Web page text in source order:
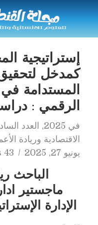
إستراتيجية
كمدخل لتحقيق
المستدامة
الرقمي :
في 2025
, العدد
الاقتصادية وريادة
يونيو 27, 2025
43 views
الباحث
ماجستير
الإدارة